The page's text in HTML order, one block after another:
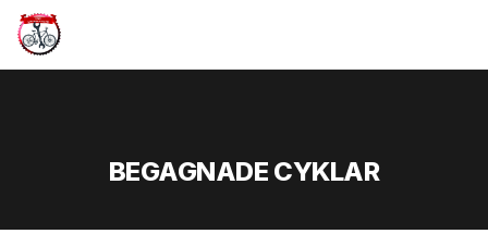
BEGAGNADE CYKLAR